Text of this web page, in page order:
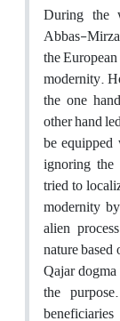
During the
Abbas-
the
modernity.
the one
other hand
be
ignoring
tried to
modernity
alien
nature
Qajar
the